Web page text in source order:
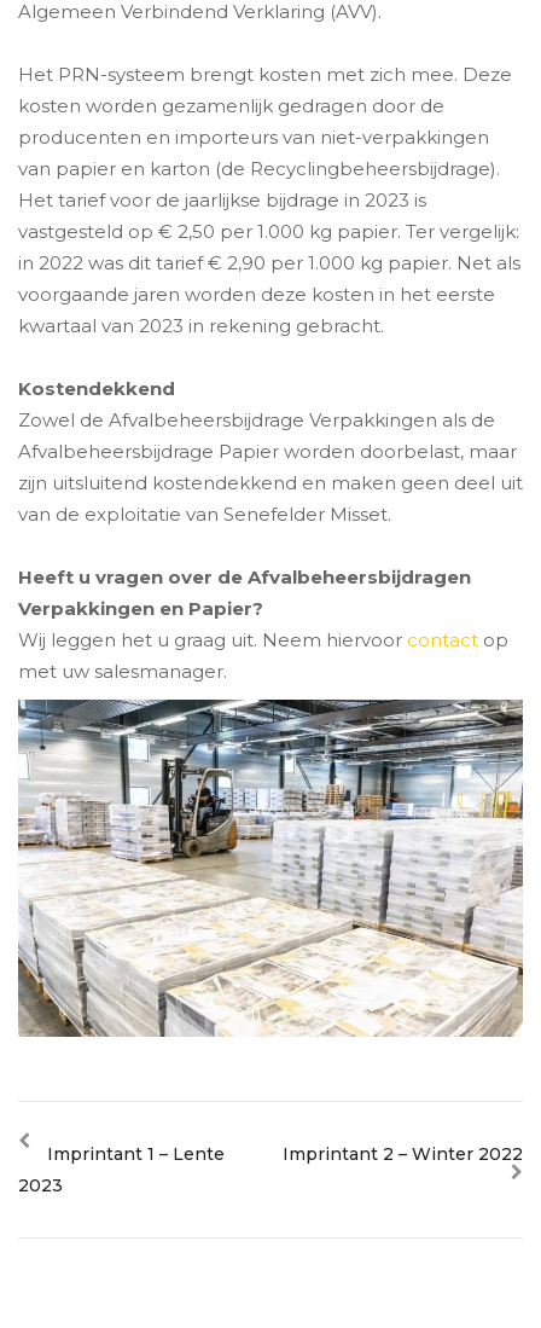
Algemeen Verbindend Verklaring (AVV).
Het PRN-systeem brengt kosten met zich mee. Deze
kosten worden gezamenlijk gedragen door de
producenten en importeurs van niet-verpakkingen
van papier en karton (de Recyclingbeheersbijdrage).
Het tarief voor de jaarlijkse bijdrage in 2023 is
vastgesteld op € 2,50 per 1.000 kg papier. Ter vergelijk:
in 2022 was dit tarief € 2,90 per 1.000 kg papier. Net als
voorgaande jaren worden deze kosten in het eerste
kwartaal van 2023 in rekening gebracht.
Kostendekkend
Zowel de Afvalbeheersbijdrage Verpakkingen als de
Afvalbeheersbijdrage Papier worden doorbelast, maar
zijn uitsluitend kostendekkend en maken geen deel uit
van de exploitatie van Senefelder Misset.
Heeft u vragen over de Afvalbeheersbijdragen
Verpakkingen en Papier?
Wij leggen het u graag uit. Neem hiervoor contact op
met uw salesmanager.
Imprintant 1 – Lente
2023
Imprintant 2 – Winter 2022